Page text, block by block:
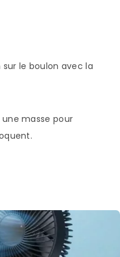
le boulon avec la
une masse pour